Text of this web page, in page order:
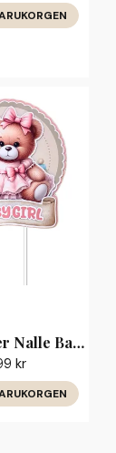
Caketopper Nalle Baby Girl — handgjord tårtdekoration
kr